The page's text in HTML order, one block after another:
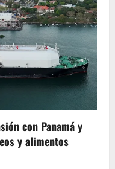
con Panamá y
y alimentos